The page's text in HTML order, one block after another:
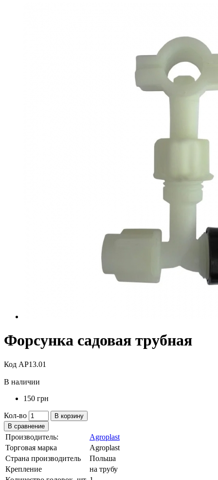
Форсунка садовая трубная
Код AP13.01
В наличии
150 грн
Кол-во
В корзину
В сравнение
Производитель:
Agroplast
Торговая марка
Agroplast
Страна производитель
Польша
Крепление
на трубу